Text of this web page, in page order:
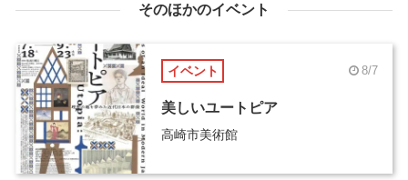
そのほかのイベント
イベント 8/7
美しいユートピア
高崎市美術館